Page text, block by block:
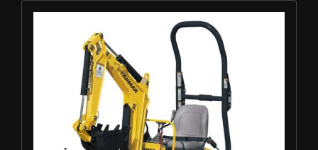
Louer Mini pelle 1T - Yanmar SV 08